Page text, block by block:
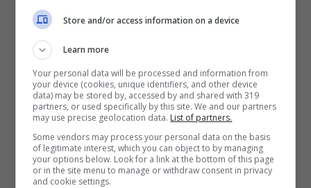
Sgravati dagli impegni infrasettimanali, i
Colchoneroshanno però ritrovato verve e
intraprendenza offensiva. Spunti che in realtà
non sono mai mancati a Julian Alvarez,
pronto a guidare ancora una volta l’attacco
dei madrileni.
Tra le difficoltà di una stagione non sempre
Store and/or access information on a device
Learn more
Your personal data will be processed and information from
your device (cookies, unique identifiers, and other device
data) may be stored by, accessed by and shared with 319
partners, or used specifically by this site. We and our partners
may use precise geolocation data. List of partners.
Some vendors may process your personal data on the basis
of legitimate interest, which you can object to by managing
your options below. Look for a link at the bottom of this page
or in the site menu to manage or withdraw consent in privacy
and cookie settings.